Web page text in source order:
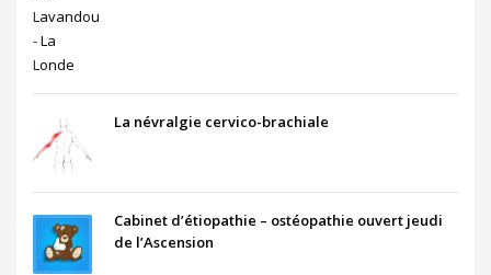
La névralgie cervico-brachiale
Cabinet d’étiopathie – ostéopathie ouvert jeudi
de l’Ascension